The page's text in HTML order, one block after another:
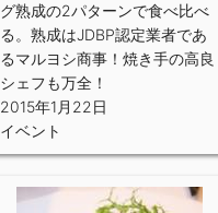
グ熟成の2パターンで食べ比べ
る。熟成はJDBP認定業者であ
るマルヨシ商事！焼き手の高良
シェフも万全！
2015年1月22日
イベント